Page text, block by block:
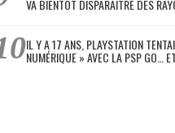
VA BIENTÔT DISPARAÎTRE DES
IL Y A 17 ANS, PLAYSTATION
NUMÉRIQUE » AVEC LA PSP GO…